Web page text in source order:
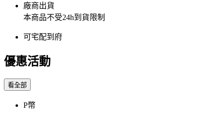
廠商出貨
本商品不受24h到貨限制
可宅配到府
優惠活動
看全部
P幣